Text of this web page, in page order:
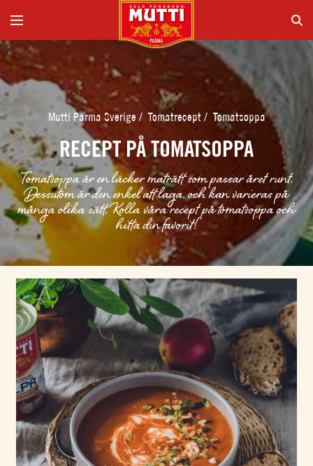
Mutti Parma Sverige / Tomatrecept / Tomatsoppa
RECEPT PÅ TOMATSOPPA
Tomatsoppa är en läcker maträtt som passar året runt.
Dessutom är den enkel att laga, och kan varieras på
många olika sätt. Kolla våra recept på tomatsoppa och
hitta din favorit!